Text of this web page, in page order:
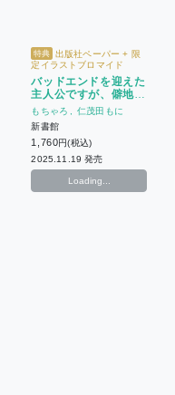
特典 出版社ペーパー + 限
定イラストブロマイド
バッドエンドを迎えた
主人公ですが、僻地暮
らしも悪くありません
(下)
もちゃろ
仁茂田もに
新書館
1,760円(税込)
2025.11.19 発売
Loading...